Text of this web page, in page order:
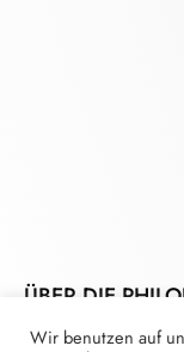
ÜBER DIE
Kontakt
Wir benutzen auf